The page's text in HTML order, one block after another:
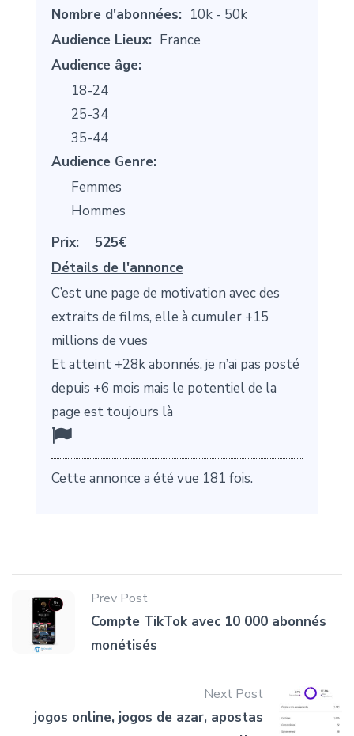
Nombre d'abonnées: 10k - 50k
Audience Lieux: France
Audience âge:
18-24
25-34
35-44
Audience Genre:
Femmes
Hommes
Prix:
525€
Détails de l'annonce
C’est une page de motivation avec des
extraits de films, elle à cumuler +15
millions de vues
Et atteint +28k abonnés, je n’ai pas posté
depuis +6 mois mais le potentiel de la
page est toujours là
Cette annonce a été vue 181 fois.
Prev Post
Compte TikTok avec 10 000 abonnés
monétisés
Next Post
jogos online, jogos de azar, apostas